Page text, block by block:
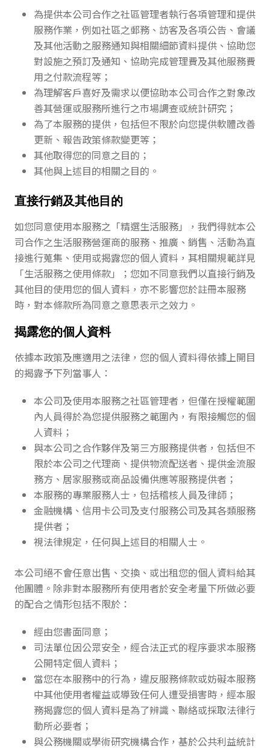
為提供本公司合作之社區管理者執行各項管理和提供
服務作業，例如社區之郵務、訪客及各項公告、會議
及其他活動之服務通知與相關細節資料提供、協助您
對設施之預訂及通知、協助完成管理費及其他服務費
用之付款流程等；
為理解客戶喜好及需求以便協助本公司合作之對象改
善其營運或服務所進行之市場調查或統計研究；
為了本服務的提供，包括但不限於向您提供軟體改善
更新、報告政策條款變更等；
其他取得您的同意之目的；
其他與上述目的相關之目的。
直接行銷及其他目的
如您同意使用本服務之「精選生活服務」，我們得就本公
司合作之生活服務營運商的服務、推廣、銷售、活動為直
接進行蒐集、使用或揭露您的個人資料，其相關規範詳見
「生活服務之使用條款」；您如不同意我們以直接行銷及
其他目的使用您的個人資料，亦不影響您於註冊本服務
時，對本條款所為同意之意思表示之效力。
揭露您的個人資料
依據本政策及應適用之法律，您的個人資料得依據上開目
的揭露予下列當事人：
本公司及使用本服務之社區管理者，但僅在授權範圍
內人員得於為您提供服務之範圍內，有限接觸您的個
人資料；
與本公司之合作夥伴及第三方服務提供者，包括但不
限於本公司之代理商、提供物流配送者、提供金流服
務方、居家服務或商品設備供應等服務提供者；
本服務的專業服務人士，包括稽核人員及律師；
金融機構、信用卡公司及支付服務公司及其各類服務
提供者；
視法律規定，任何與上述目的相關人士。
本公司絕不會任意出售、交換、或出租您的個人資料給其
他團體。除非對本服務所有使用者於安全考量下所做必要
的配合之情形包括不限於：
經由您書面同意；
司法單位因公眾安全，經合法正式的程序要求本服務
公開特定個人資料；
當您在本服務中的行為，違反服務條款或妨礙本服務
中其他使用者權益或導致任何人遭受損害時，經本服
務揭露您的個人資料是為了辨識、聯絡或採取法律行
動所必要者；
與公務機關或學術研究機構合作，基於公共利益統計